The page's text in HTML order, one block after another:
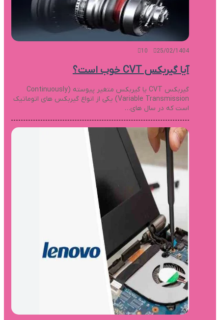
25/02/1404
10
آیا گیربکس CVT خوب است؟
گیربکس CVT یا گیربکس متغیر پیوسته (Continuously
Variable Transmission) یکی از انواع گیربکس های اتوماتیک
است که در سال های…